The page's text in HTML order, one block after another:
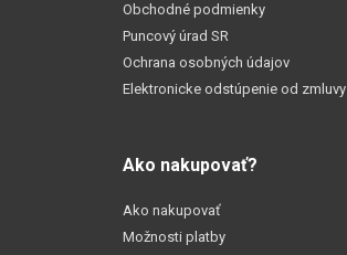
Obchodné podmienky
Puncový úrad SR
Ochrana osobných údajov
Elektronicke odstúpenie od zmluvy
Ako nakupovať?
Ako nakupovať
Možnosti platby